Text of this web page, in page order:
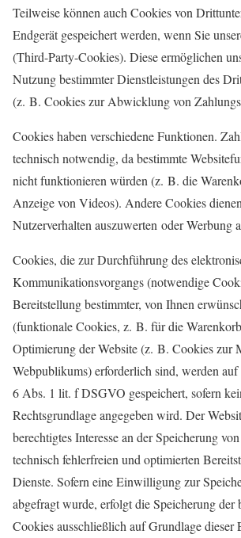
Teilweise können auch Cookies von
Endgerät gespeichert werden, wenn Sie
(Third-Party-Cookies). Diese ermöglichen
Nutzung bestimmter Dienstleistungen des
(z. B. Cookies zur Abwicklung von
Cookies haben verschiedene Funktionen.
technisch notwendig, da bestimmte
nicht funktionieren würden (z. B. die
Anzeige von Videos). Andere Cookies
Nutzerverhalten auszuwerten oder Werbung
Cookies, die zur Durchführung des
Kommunikationsvorgangs (notwendige
Bereitstellung bestimmter, von Ihnen
(funktionale Cookies, z. B. für die
Optimierung der Website (z. B. Cookies zur
Webpublikums) erforderlich sind, werden
6 Abs. 1 lit. f DSGVO gespeichert, sofern
Rechtsgrundlage angegeben wird. Der
berechtigtes Interesse an der Speicherung
technisch fehlerfreien und optimierten
Dienste. Sofern eine Einwilligung zur
abgefragt wurde, erfolgt die Speicherung der
Cookies ausschließlich auf Grundlage